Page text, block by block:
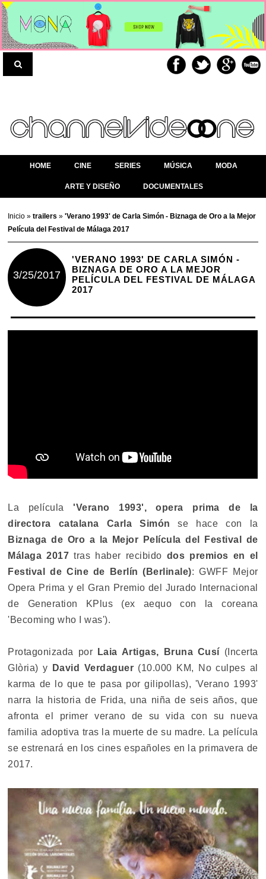
HOME CINE SERIES MÚSICA MODA
ARTE Y DISEÑO DOCUMENTALES
Inicio»trailers»'Verano 1993' de Carla Simón - Biznaga de Oro a la Mejor
Película del Festival de Málaga 2017
3/25/2017
'VERANO 1993' DE CARLA SIMÓN -
BIZNAGA DE ORO A LA MEJOR
PELÍCULA DEL FESTIVAL DE MÁLAGA
2017
La película 'Verano 1993', opera prima de la
directora catalana Carla Simón se hace con la
Biznaga de Oro a la Mejor Película del Festival de
Málaga 2017 tras haber recibido dos premios en el
Festival de Cine de Berlín (Berlinale): GWFF Mejor
Opera Prima y el Gran Premio del Jurado Internacional
de Generation KPlus (ex aequo con la coreana
'Becoming who I was').
Protagonizada por Laia Artigas, Bruna Cusí (Incerta
Glòria) y
David Verdaguer (10.000 KM, No culpes al
karma de lo que te pasa por gilipollas), 'Verano 1993'
narra la historia de Frida, una niña de seis años, que
afronta el primer verano de su vida con su nueva
familia adoptiva tras la muerte de su madre. La película
se estrenará en los cines españoles en la primavera de
2017.